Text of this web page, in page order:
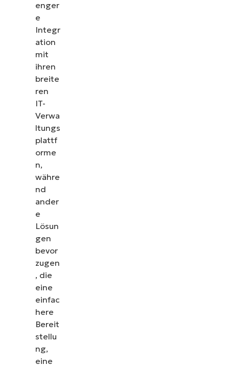
enger
e
Integr
ation
mit
ihren
breite
ren
IT-
Verwa
ltungs
plattf
orme
n,
währe
nd
ander
e
Lösun
gen
bevor
zugen
, die
eine
einfac
here
Bereit
stellu
ng,
eine